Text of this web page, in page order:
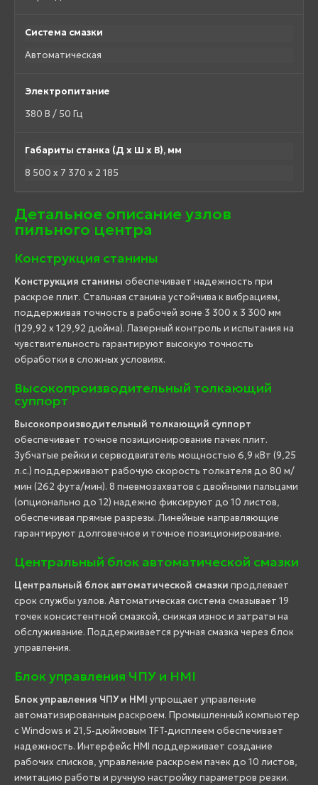
Система смазки
Автоматическая
Электропитание
380 В / 50 Гц
Габариты станка (Д x Ш x В), мм
8 500 x 7 370 x 2 185
Детальное описание узлов
пильного центра
Конструкция станины
Конструкция станины обеспечивает надежность при
раскрое плит. Стальная станина устойчива к вибрациям,
поддерживая точность в рабочей зоне 3 300 x 3 300 мм
(129,92 x 129,92 дюйма). Лазерный контроль и испытания на
чувствительность гарантируют высокую точность
обработки в сложных условиях.
Высокопроизводительный толкающий
суппорт
Высокопроизводительный толкающий суппорт
обеспечивает точное позиционирование пачек плит.
Зубчатые рейки и серводвигатель мощностью 6,9 кВт (9,25
л.с.) поддерживают рабочую скорость толкателя до 80 м/
мин (262 фута/мин). 8 пневмозахватов с двойными пальцами
(опционально до 12) надежно фиксируют до 10 листов,
обеспечивая прямые разрезы. Линейные направляющие
гарантируют долговечное и точное позиционирование.
Центральный блок автоматической смазки
Центральный блок автоматической смазки продлевает
срок службы узлов. Автоматическая система смазывает 19
точек консистентной смазкой, снижая износ и затраты на
обслуживание. Поддерживается ручная смазка через блок
управления.
Блок управления ЧПУ и HMI
Блок управления ЧПУ и HMI упрощает управление
автоматизированным раскроем. Промышленный компьютер
с Windows и 21,5-дюймовым TFT-дисплеем обеспечивает
надежность. Интерфейс HMI поддерживает создание
рабочих списков, управление раскроем пачек до 10 листов,
имитацию работы и ручную настройку параметров резки.